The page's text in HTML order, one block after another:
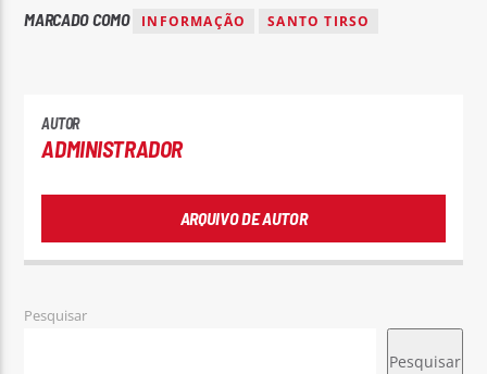
MARCADO COMO INFORMAÇÃO SANTO TIRSO
AUTOR
ADMINISTRADOR
ARQUIVO DE AUTOR
Pesquisar
Pesquisar